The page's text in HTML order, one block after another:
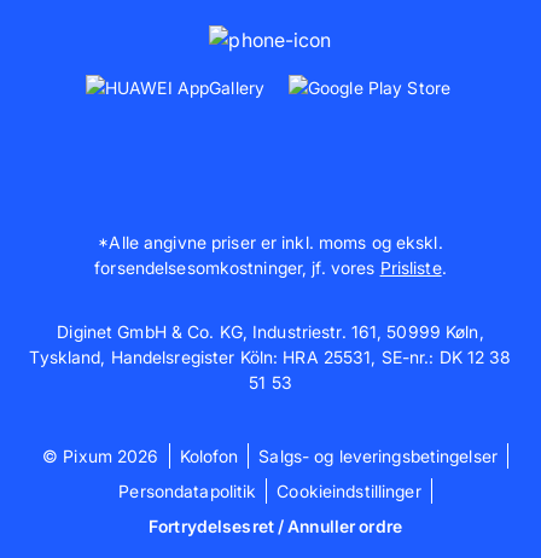
*Alle angivne priser er inkl. moms og ekskl.
forsendelsesomkostninger, jf. vores Prisliste.
Diginet GmbH & Co. KG, Industriestr. 161, 50999 Køln,
Tyskland, Handelsregister Köln: HRA 25531, SE-nr.: DK 12 38
51 53
© Pixum 2026 Kolofon
Salgs- og leveringsbetingelser
Persondatapolitik
Cookieindstillinger
Fortrydelsesret / Annuller ordre